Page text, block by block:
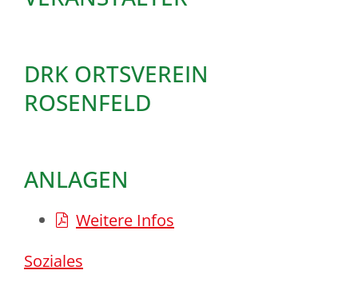
DRK ORTSVEREIN
ROSENFELD
ANLAGEN
Weitere Infos
Soziales